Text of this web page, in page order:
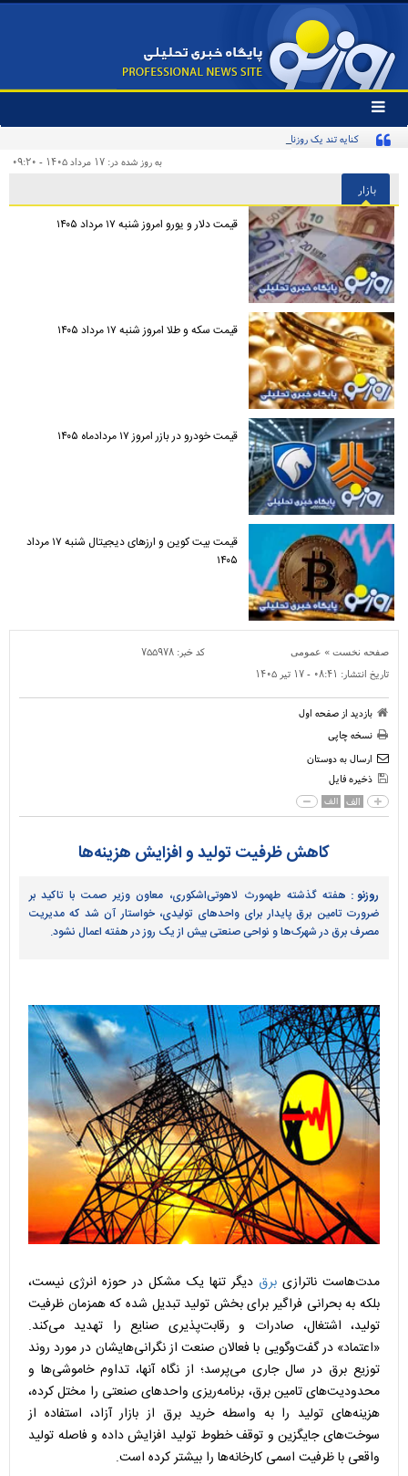
تغییر
وضعیت
منوی
ها
کنایه تند یک روزنامه به «پیروزی‌طلبان زودهنگام» و مخاطبان اینترنشنال
به روز شده در: ۱۷ مرداد ۱۴۰۵ - ۰۹:۲۰
بازار
قیمت دلار و یورو امروز شنبه ۱۷ مرداد ۱۴۰۵
قیمت سکه و طلا امروز شنبه ۱۷ مرداد ۱۴۰۵
قیمت خودرو در بازر امروز ۱۷ مردادماه ۱۴۰۵
قیمت بیت کوین و ارز‌های دیجیتال شنبه ۱۷ مرداد
۱۴۰۵
صفحه نخست » عمومی کد خبر: ۷۵۵۹۷۸
تاریخ انتشار: ۰۸:۴۱ - ۱۷ تير ۱۴۰۵
بازدید از صفحه اول
نسخه چاپی
ارسال به دوستان
ذخیره فایل
الف الف
کاهش ظرفیت تولید و افزایش هزینه‌ها
روزنو : هفته گذشته طهمورث لاهوتی‌اشکوری، معاون وزیر صمت با تاکید بر
ضرورت تامین برق پایدار برای واحد‌های تولیدی، خواستار آن شد که مدیریت
مصرف برق در شهرک‌ها و نواحی صنعتی بیش از یک روز در هفته اعمال نشود.
مدت‌هاست ناترازیبرقدیگر تنها یک مشکل در حوزه انرژی نیست،
بلکه به بحرانی فراگیر برای بخش تولید تبدیل شده که همزمان ظرفیت
تولید، اشتغال، صادرات و رقابت‌پذیری صنایع را تهدید می‌کند.
«اعتماد» در گفت‌وگویی با فعالان صنعت از نگرانی‌هایشان در مورد روند
توزیع برق در سال جاری می‌پرسد؛ از نگاه آنها، تداوم خاموشی‌ها و
محدودیت‌های تامین برق، برنامه‌ریزی واحد‌های صنعتی را مختل کرده،
هزینه‌های تولید را به واسطه خرید برق از بازار آزاد، استفاده از
سوخت‌های جایگزین و توقف خطوط تولید افزایش داده و فاصله تولید
واقعی با ظرفیت اسمی کارخانه‌ها را بیشتر کرده است.